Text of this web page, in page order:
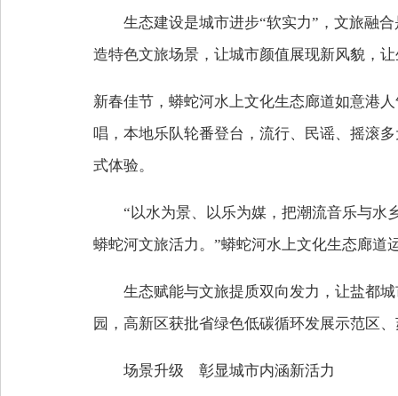
生态建设是城市进步“软实力”，文旅融
造特色文旅场景，让城市颜值展现新风貌，
新春佳节，蟒蛇河水上文化生态廊道如意港
唱，本地乐队轮番登台，流行、民谣、摇滚
式体验。
“以水为景、以乐为媒，把潮流音乐与水
蟒蛇河文旅活力。”蟒蛇河水上文化生态廊道
生态赋能与文旅提质双向发力，让盐都
园，高新区获批省绿色低碳循环发展示范区
场景升级 彰显城市内涵新活力